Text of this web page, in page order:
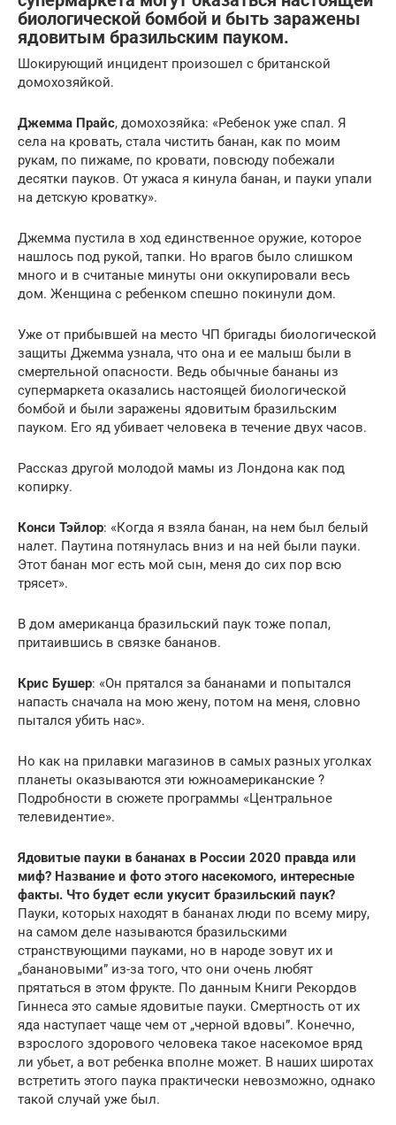
биологической бомбой и быть заражены
ядовитым бразильским пауком.
Шокирующий инцидент произошел с британской
домохозяйкой.
Джемма Прайс, домохозяйка: «Ребенок уже спал. Я
села на кровать, стала чистить банан, как по моим
рукам, по пижаме, по кровати, повсюду побежали
десятки пауков. От ужаса я кинула банан, и пауки упали
на детскую кроватку».
Джемма пустила в ход единственное оружие, которое
нашлось под рукой, тапки. Но врагов было слишком
много и в считаные минуты они оккупировали весь
дом. Женщина с ребенком спешно покинули дом.
Уже от прибывшей на место ЧП бригады биологической
защиты Джемма узнала, что она и ее малыш были в
смертельной опасности. Ведь обычные бананы из
супермаркета оказались настоящей биологической
бомбой и были заражены ядовитым бразильским
пауком. Его яд убивает человека в течение двух часов.
Рассказ другой молодой мамы из Лондона как под
копирку.
Конси Тэйлор: «Когда я взяла банан, на нем был белый
налет. Паутина потянулась вниз и на ней были пауки.
Этот банан мог есть мой сын, меня до сих пор всю
трясет».
В дом американца бразильский паук тоже попал,
притаившись в связке бананов.
Крис Бушер: «Он прятался за бананами и попытался
напасть сначала на мою жену, потом на меня, словно
пытался убить нас».
Но как на прилавки магазинов в самых разных уголках
планеты оказываются эти южноамериканские ?
Подробности в сюжете программы «Центральное
телевидентие».
Ядовитые пауки в бананах в России 2020 правда или
миф? Название и фото этого насекомого, интересные
факты. Что будет если укусит бразильский паук?
Пауки, которых находят в бананах люди по всему миру,
на самом деле называются бразильскими
странствующими пауками, но в народе зовут их и
„банановыми” из-за того, что они очень любят
прятаться в этом фрукте. По данным Книги Рекордов
Гиннеса это самые ядовитые пауки. Смертность от их
яда наступает чаще чем от „черной вдовы”. Конечно,
взрослого здорового человека такое насекомое вряд
ли убьет, а вот ребенка вполне может. В наших широтах
встретить этого паука практически невозможно, однако
такой случай уже был.